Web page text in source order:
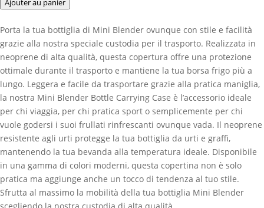
per
il
trasporto
delle
bottiglie
del
Mini
Blender
Ajouter au panier
Porta la tua bottiglia di Mini Blender ovunque con stile e facilità
grazie alla nostra speciale custodia per il trasporto. Realizzata in
neoprene di alta qualità, questa copertura offre una protezione
ottimale durante il trasporto e mantiene la tua borsa frigo più a
lungo. Leggera e facile da trasportare grazie alla pratica maniglia,
la nostra Mini Blender Bottle Carrying Case è l’accessorio ideale
per chi viaggia, per chi pratica sport o semplicemente per chi
vuole godersi i suoi frullati rinfrescanti ovunque vada. Il neoprene
resistente agli urti protegge la tua bottiglia da urti e graffi,
mantenendo la tua bevanda alla temperatura ideale. Disponibile
in una gamma di colori moderni, questa copertina non è solo
pratica ma aggiunge anche un tocco di tendenza al tuo stile.
Sfrutta al massimo la mobilità della tua bottiglia Mini Blender